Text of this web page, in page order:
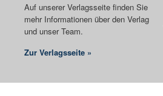
Auf unserer Verlagsseite finden Sie
mehr Informationen über den Verlag
und unser Team.
Zur Verlagsseite »